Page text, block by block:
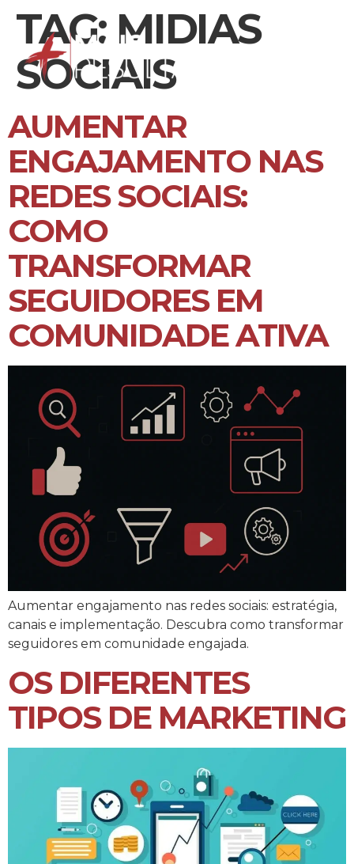
TAG: MIDIAS
SOCIAIS
AUMENTAR
ENGAJAMENTO NAS
REDES SOCIAIS:
COMO
TRANSFORMAR
SEGUIDORES EM
COMUNIDADE ATIVA
Aumentar engajamento nas redes sociais: estratégia,
canais e implementação. Descubra como transformar
seguidores em comunidade engajada.
OS DIFERENTES
TIPOS DE MARKETING